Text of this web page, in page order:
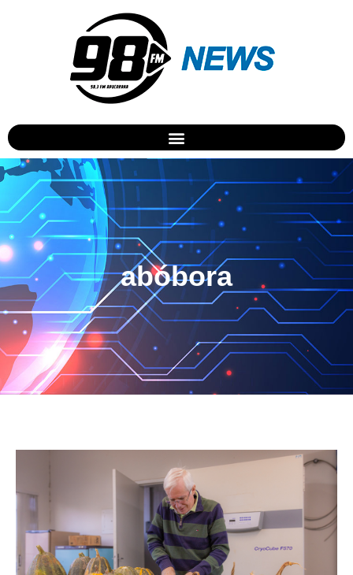
abóbora